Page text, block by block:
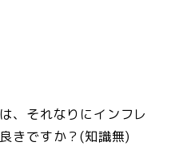
、それなりにインフレ
きですか？(知識無)